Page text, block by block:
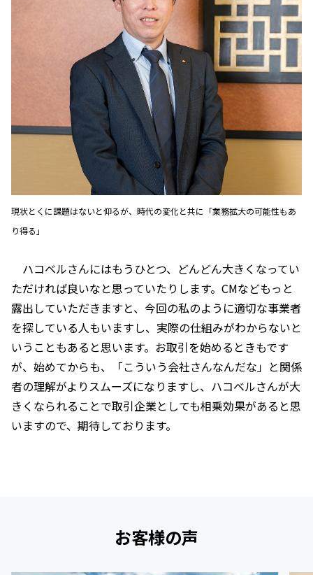
現状とくに課題はないと仰るが、時代の変化と共に「業務拡大の可能性もあ
り得る」
ハコベルさんにはもうひとつ、どんどん大きくなってい
ただければ良いなと思っていたりします。CMなどもっと
露出していただきますと、今回の私のように適切な事業者
を探している人もいますし、実際の仕組みがわからないと
いうこともあると思います。お取引を始めるときもです
が、始めてからも、「こういう会社さんなんだな」と関係
者の理解がよりスムーズになりますし、ハコベルさんが大
きくなられることで取引企業としても相乗効果があると思
いますので、期待しております。
お客様の声